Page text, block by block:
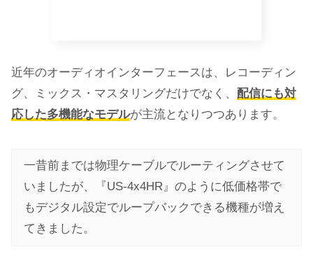
近年のオーディオインターフェースは、レコーディン
グ、ミックス・マスタリングだけでなく、 配信にも対
応した多機能なモデルが主流となりつつあります。
一昔前までは物理ケーブルでルーティングさせて
いましたが、『US-4x4HR』のように低価格帯で
もデジタル設定でループバックできる機種が増え
てきました。